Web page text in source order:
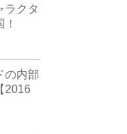
ラクタ
の内部
2016